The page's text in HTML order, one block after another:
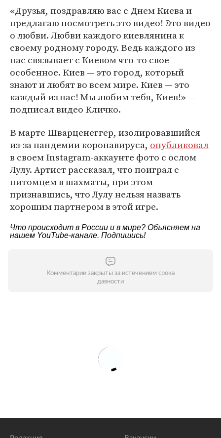
«Друзья, поздравляю вас с Днем Киева и
предлагаю посмотреть это видео! Это видео
о любви. Любви каждого киевлянина к
своему родному городу. Ведь каждого из
нас связывает с Киевом что-то свое
особенное. Киев — это город, который
знают и любят во всем мире. Киев — это
каждый из нас! Мы любим тебя, Киев!» —
подписал видео Кличко.
В марте Шварценеггер, изолировавшийся
из-за пандемии коронавируса, опубликовал
в своем Instagram-аккаунте фото c ослом
Лулу. Артист рассказал, что поиграл с
питомцем в шахматы, при этом
признавшись, что Лулу нельзя назвать
хорошим партнером в этой игре.
Что происходит в России и в мире? Объясняем на
нашем YouTube-канале. Подпишись!
Комментарии закрыты за истечением срока
давности